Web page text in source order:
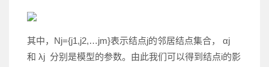
其中，Nj={j1,j2,…jm}表示结点j的邻居结点集合， αj
和 λj 分别是模型的参数。由此我们可以得到结点i的影